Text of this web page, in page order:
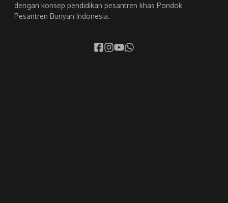
dengan konsep pendidikan pesantren khas Pondok
Pesantren Bunyan Indonesia.